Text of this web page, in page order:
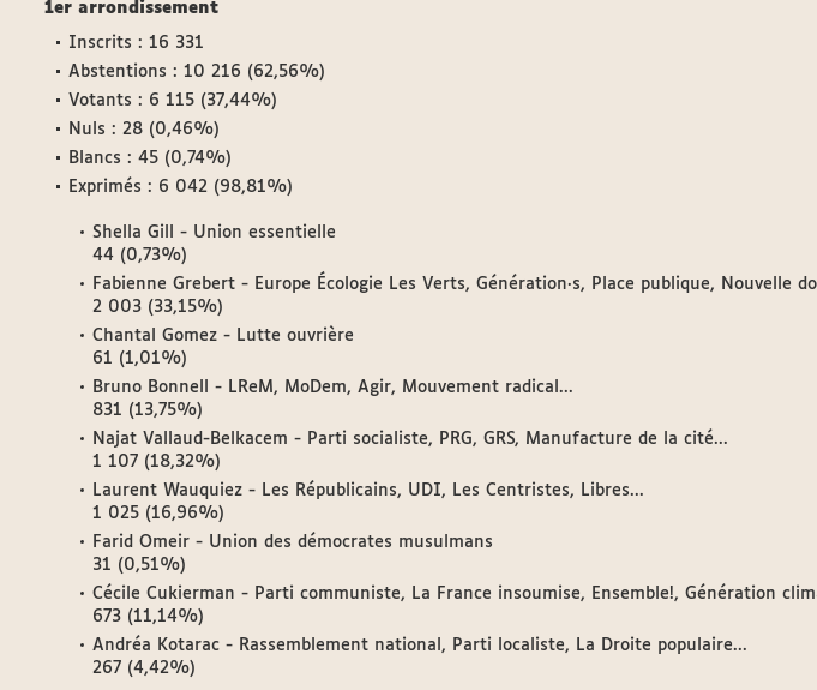
1er arrondissement
Inscrits : 16 331
Abstentions : 10 216 (62,56%)
Votants : 6 115 (37,44%)
Nuls : 28 (0,46%)
Blancs : 45 (0,74%)
Exprimés : 6 042 (98,81%)
Shella Gill - Union essentielle
44 (0,73%)
Fabienne Grebert - Europe Écologie Les Verts, Génération·s, Place publique, Nouvelle
2 003 (33,15%)
Chantal Gomez - Lutte ouvrière
61 (1,01%)
Bruno Bonnell - LReM, MoDem, Agir, Mouvement radical...
831 (13,75%)
Najat Vallaud-Belkacem - Parti socialiste, PRG, GRS, Manufacture de la cité...
1 107 (18,32%)
Laurent Wauquiez - Les Républicains, UDI, Les Centristes, Libres...
1 025 (16,96%)
Farid Omeir - Union des démocrates musulmans
31 (0,51%)
Cécile Cukierman - Parti communiste, La France insoumise, Ensemble!, Génération
673 (11,14%)
Andréa Kotarac - Rassemblement national, Parti localiste, La Droite populaire...
267 (4,42%)